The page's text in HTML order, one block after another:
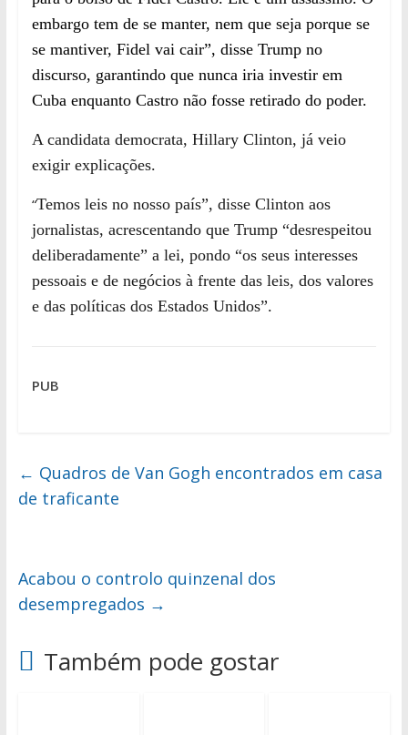
embargo tem de se manter, nem que seja porque se
se mantiver, Fidel vai cair”, disse Trump no
discurso, garantindo que nunca iria investir em
Cuba enquanto Castro não fosse retirado do poder.
Acandidata democrata, Hillary Clinton, já veio
exigir explicações.
“Temos leis no nosso país”, disse Clinton aos
jornalistas, acrescentando que Trump “desrespeitou
deliberadamente” a lei, pondo “os seus interesses
pessoais e de negócios à frente das leis, dos valores
e das políticas dos Estados Unidos”.
PUB
← Quadros de Van Gogh encontrados em casa
de traficante
Acabou o controlo quinzenal dos
desempregados →
Também pode gostar